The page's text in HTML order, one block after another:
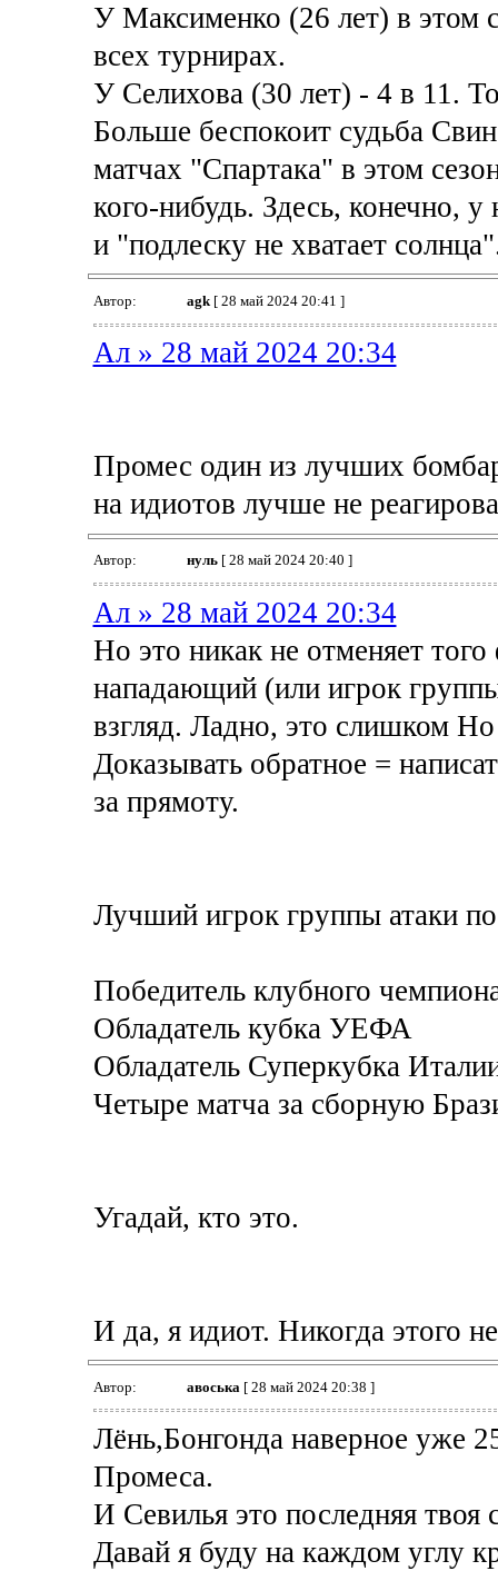
У Максименко (26 лет) в этом
всех турнирах.
У Селихова (30 лет) - 4 в 11.
Больше беспокоит судьба
матчах "Спартака" в этом
кого-нибудь. Здесь, конечно,
и "подлеску не хватает
Автор: agk[ 28 май 2024 20:41 ]
Ал » 28 май 2024 20:34
Промес один из лучших
на идиотов лучше не
Автор: нуль[ 28 май 2024 20:40 ]
Ал » 28 май 2024 20:34
Но это никак не отменяет
нападающий (или игрок
взгляд. Ладно, это слишком
Доказывать обратное =
за прямоту.
Лучший игрок группы атаки
Победитель клубного
Обладатель кубка УЕФА
Обладатель Суперкубка
Четыре матча за сборную
Угадай, кто это.
И да, я идиот. Никогда этого
Автор: авоська [ 28 май 2024 20:38 ]
Лёнь,Бонгонда наверное уже
Промеса.
И Севилья это последняя
Давай я буду на каждом углу